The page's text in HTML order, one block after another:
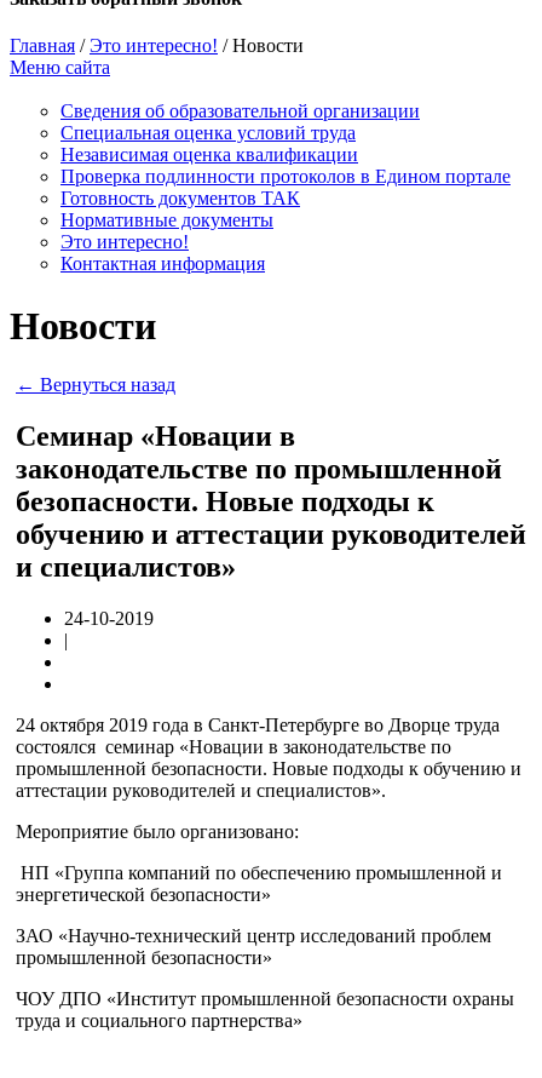
Главная /Это интересно! /Новости
Меню сайта
Сведения об образовательной организации
Cпециальная оценка условий труда
Независимая оценка квалификации
Проверка подлинности протоколов в Едином портале
Готовность документов ТАК
Нормативные документы
Это интересно!
Контактная информация
Новости
← Вернуться назад
Cеминар «Новации в
законодательстве по промышленной
безопасности. Новые подходы к
обучению и аттестации руководителей
и специалистов»
24-10-2019
|
24 октября 2019 года в Санкт-Петербурге во Дворце труда
состоялся семинар «Новации в законодательстве по
промышленной безопасности. Новые подходы к обучению и
аттестации руководителей и специалистов».
Мероприятие было организовано:
НП «Группа компаний по обеспечению промышленной и
энергетической безопасности»
ЗАО «Научно-технический центр исследований проблем
промышленной безопасности»
ЧОУ ДПО «Институт промышленной безопасности охраны
труда и социального партнерства»